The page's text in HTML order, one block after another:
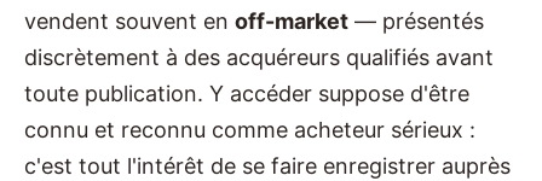
vendent souvent en off-market — présentés
discrètement à des acquéreurs qualifiés avant
toute publication. Y accéder suppose d'être
connu et reconnu comme acheteur sérieux :
c'est tout l'intérêt de se faire enregistrer auprès